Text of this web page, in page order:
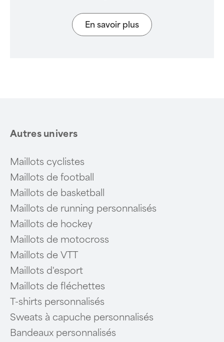
En savoir plus
Autres univers
Maillots cyclistes
Maillots de football
Maillots de basketball
Maillots de running personnalisés
Maillots de hockey
Maillots de motocross
Maillots de VTT
Maillots d'esport
Maillots de fléchettes
T-shirts personnalisés
Sweats à capuche personnalisés
Bandeaux personnalisés